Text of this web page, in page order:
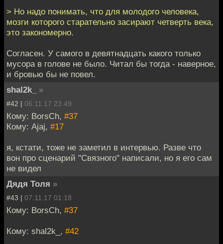
> Но надо понимать, что для молодого человека,
мозги которого старательно засирают четверть века,
это закономерно.
Согласен. У самого в девятнадцать какого только
мусора в голове не было. Читал бы тогда - наверное,
и бровью бы не повел.
shal2k_
»
#42 | 06.11.17 23:49
Кому: BorsCh, #37
Кому: Ajaj, #17
я, кстати, тоже не заметил в интервью. Разве что
вон про сценарий "Связного" написали, но я его сам
не видел
Дядя Толя »
#43 | 07.11.17 01:18
Кому: BorsCh, #37
Кому: shal2k_, #42